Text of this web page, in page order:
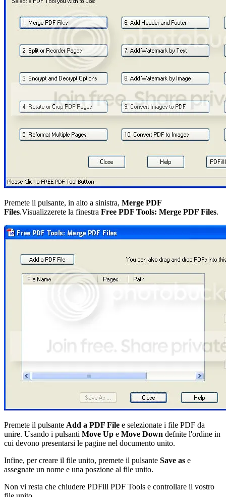
Premete il pulsante, in alto a sinistra, Merge PDF
Files.Visualizzerete la finestra Free PDF Tools: Merge PDF Files.
Premete il pulsante Add a PDF File e selezionate i file PDF da
unire. Usando i pulsanti Move Up e Move Down defnite l'ordine in
cui devono presentarsi le pagine nel documento unito.
Infine, per creare il file unito, premete il pulsante Save as e
assegnate un nome e una poszione al file unito.
Non vi resta che chiudere PDFill PDF Tools e controllare il vostro